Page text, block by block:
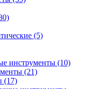
(5)
инструменты (10)
(21)
(17)